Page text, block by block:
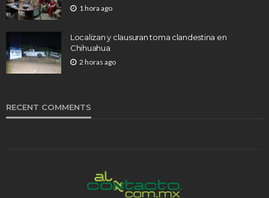
1 hora ago
Localizan y clausuran toma clandestina en
Chihuahua
2 horas ago
RECENT COMMENTS